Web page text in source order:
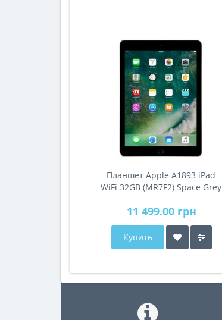
Планшет Apple A1893 iPad
WiFi 32GB (MR7F2) Space Grey
11 499.00 грн
Купить